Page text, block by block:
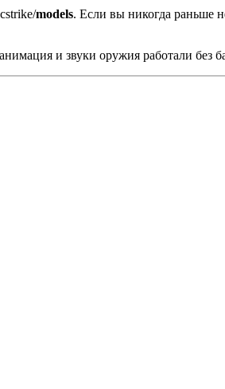
models. Если вы никогда раньше
и звуки оружия работали без